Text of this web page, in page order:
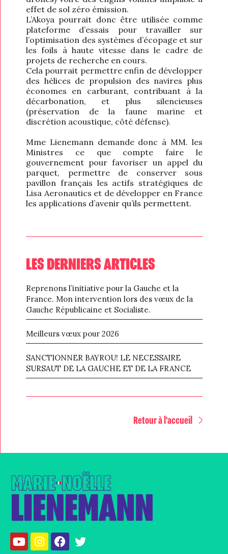
effet de sol zéro émission.
L’Akoya pourrait donc être utilisée comme
plateforme d’essais pour travailler sur
l’optimisation des systèmes d’écopage et sur
les foils à haute vitesse dans le cadre de
projets de recherche en cours.
Cela pourrait permettre enfin de développer
des hélices de propulsion des navires plus
économes en carburant, contribuant à la
décarbonation, et plus silencieuses
(préservation de la faune marine et
discrétion acoustique, côté défense).
Mme Lienemann demande donc à MM. les
Ministres ce que compte faire le
gouvernement pour favoriser un appel du
parquet, permettre de conserver sous
pavillon français les actifs stratégiques de
Lisa Aeronautics et de développer en France
les applications d’avenir qu’ils permettent.
LES DERNIERS ARTICLES
Reprenons l’initiative pour la Gauche et la
France. Mon intervention lors des vœux de la
Gauche Républicaine et Socialiste.
Meilleurs vœux pour 2026
SANCTIONNER BAYROU! LE NECESSAIRE
SURSAUT DE LA GAUCHE ET DE LA FRANCE
Retour à l'accueil